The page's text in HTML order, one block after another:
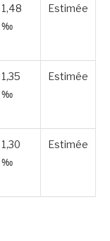
1,48
‰
Estimée
1,35
‰
Estimée
1,30
‰
Estimée